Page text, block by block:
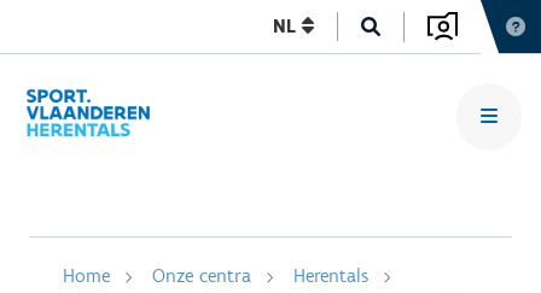
NL
Home Onze centra
Herentals